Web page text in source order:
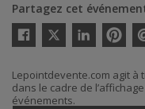
Partagez cet
Twitter
Lepointdevente.com agit
dans le cadre de
événements.